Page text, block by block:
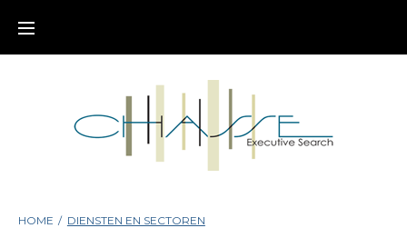
HOME / DIENSTEN EN SECTOREN